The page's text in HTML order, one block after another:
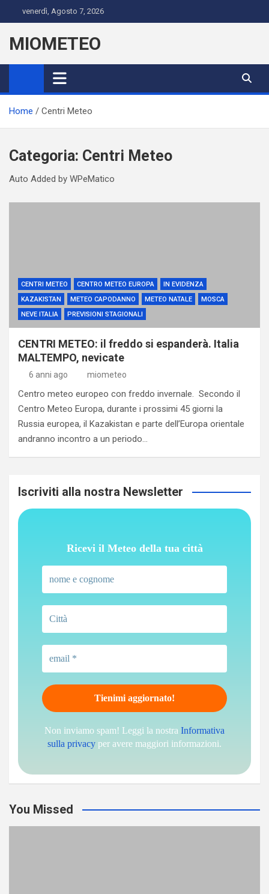
to
content
venerdì, Agosto 7, 2026
MIOMETEO
Home Centri Meteo
Categoria: Centri Meteo
Auto Added by WPeMatico
CENTRI METEO CENTRO METEO EUROPA
IN EVIDENZA
KAZAKISTAN
METEO CAPODANNO METEO NATALE
MOSCA
NEVE ITALIA
PREVISIONI STAGIONALI
CENTRI METEO: il freddo si espanderà. Italia
MALTEMPO, nevicate
6 anni ago miometeo
Centro meteo europeo con freddo invernale. Secondo il
Centro Meteo Europa, durante i prossimi 45 giorni la
Russia europea, il Kazakistan e parte dell’Europa orientale
andranno incontro a un periodo…
Iscriviti alla nostra Newsletter
Ricevi il Meteo della tua città
Non inviamo spam! Leggi la nostra Informativa
sulla privacy per avere maggiori informazioni.
You Missed